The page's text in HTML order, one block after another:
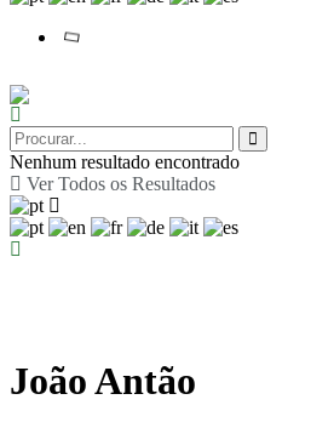
Nenhum resultado encontrado
Ver Todos os Resultados
João Antão